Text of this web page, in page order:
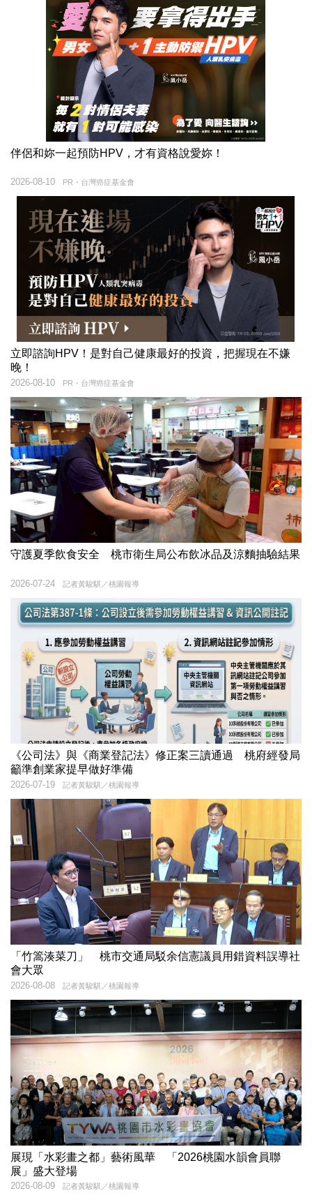
伴侶和妳一起預防HPV，才有資格說愛妳！
PR・台灣癌症基金會
2026-08-10
立即諮詢HPV！是對自己健康最好的投資，把握現在不嫌
晚！
PR・台灣癌症基金會
2026-08-10
守護夏季飲食安全 桃市衛生局公布飲冰品及涼麵抽驗結果
記者黃駿騏／桃園報導
2026-07-24
《公司法》與《商業登記法》修正案三讀通過 桃府經發局
籲準創業家提早做好準備
記者黃駿騏／桃園報導
2026-07-19
「竹篙湊菜刀」 桃市交通局駁余信憲議員用錯資料誤導社
會大眾
記者黃駿騏／桃園報導
2026-08-08
展現「水彩畫之都」藝術風華 「2026桃園水韻會員聯
展」盛大登場
記者黃駿騏／桃園報導
2026-08-09